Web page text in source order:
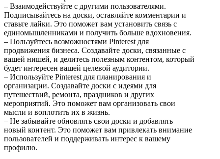
– Взаимодействуйте с другими пользователями.
Подписывайтесь на доски, оставляйте комментарии и
ставьте лайки. Это поможет вам установить связь с
единомышленниками и получить больше вдохновения.
– Пользуйтесь возможностями Pinterest для
продвижения бизнеса. Создавайте доски, связанные с
вашей нишей, и делитесь полезным контентом, который
будет интересен вашей целевой аудитории.
– Используйте Pinterest для планирования и
организации. Создавайте доски с идеями для
путешествий, ремонта, праздников и других
мероприятий. Это поможет вам организовать свои
мысли и воплотить их в жизнь.
– Не забывайте обновлять свои доски и добавлять
новый контент. Это поможет вам привлекать внимание
пользователей и поддерживать интерес к вашему
профилю.